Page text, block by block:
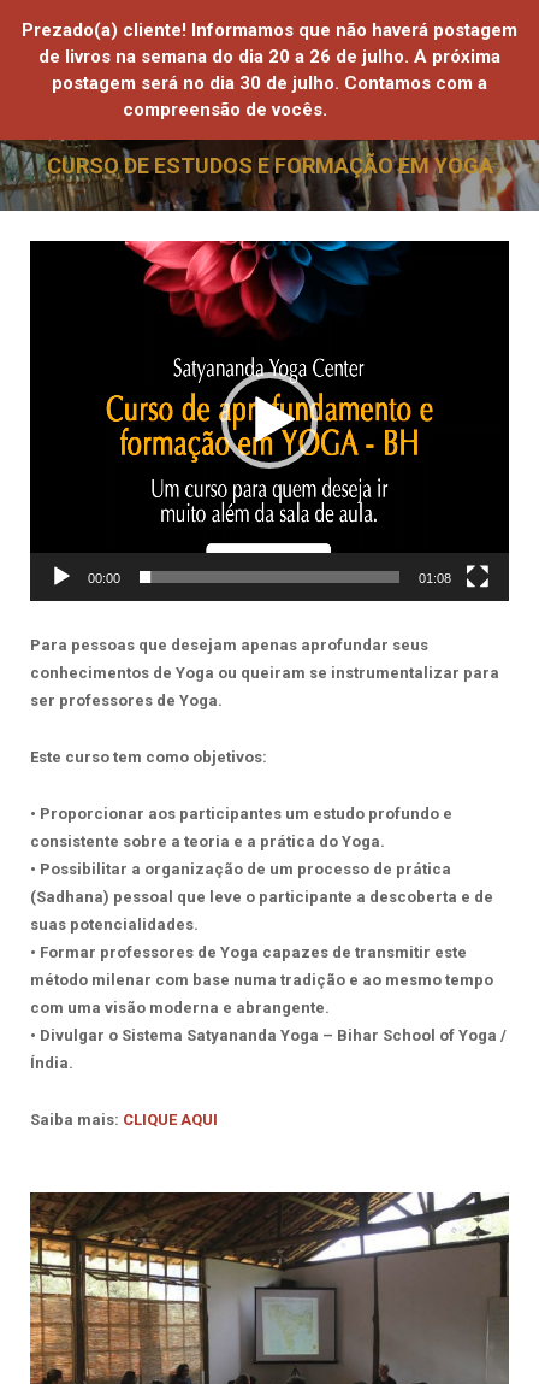
HOME
QUEM SOMOS
ATIVIDADES ONLINE
ATIVIDADES PRESENCIAIS
PROJETOS SOCIAIS
CURSO DE ESTUDOS E FORMAÇÃO EM YOGA
00:00 01:08
Para pessoas que desejam apenas aprofundar seus
conhecimentos de Yoga ou queiram se instrumentalizar para
ser professores de Yoga.
Este curso tem como objetivos:
• Proporcionar aos participantes um estudo profundo e
consistente sobre a teoria e a prática do Yoga.
• Possibilitar a organização de um processo de prática
(Sadhana) pessoal que leve o participante a descoberta e de
suas potencialidades.
• Formar professores de Yoga capazes de transmitir este
método milenar com base numa tradição e ao mesmo tempo
com uma visão moderna e abrangente.
• Divulgar o Sistema Satyananda Yoga – Bihar School of Yoga /
Índia.
Saiba mais: CLIQUE AQUI
Prezado(a) cliente! Informamos que não haverá postagem
de livros na semana do dia 20 a 26 de julho. A próxima
postagem será no dia 30 de julho. Contamos com a
compreensão de vocês.